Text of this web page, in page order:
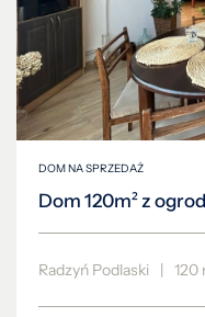
DOM NA SPRZEDAŻ
Dom 120m² z
Radzyń Podlaski | 120